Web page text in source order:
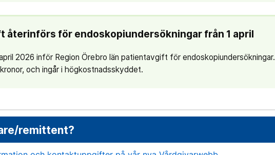
återinförs för endoskopiundersökningar från 1 april
2026 inför Region Örebro län patientavgift för endoskopiundersökningar.
och ingår i högkostnadsskyddet.
remittent?